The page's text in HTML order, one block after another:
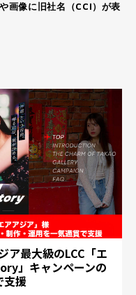
画像に旧社名（CCI）が表
ア最大級のLCC「エ
」キャンペーンの
支援